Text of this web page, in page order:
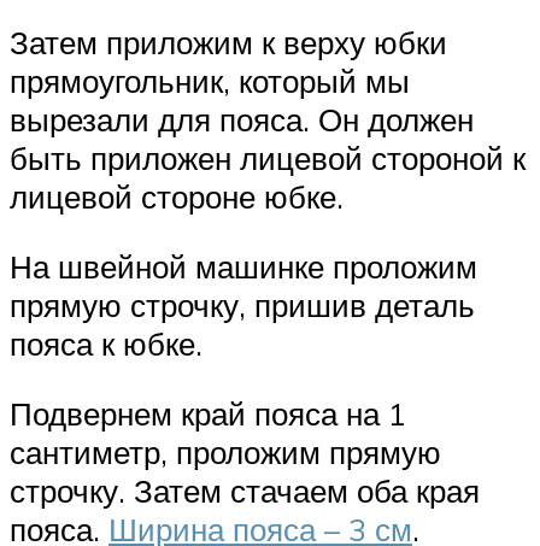
Затем приложим к верху юбки
прямоугольник, который мы
вырезали для пояса. Он должен
быть приложен лицевой стороной к
лицевой стороне юбке.
На швейной машинке проложим
прямую строчку, пришив деталь
пояса к юбке.
Подвернем край пояса на 1
сантиметр, проложим прямую
строчку. Затем стачаем оба края
пояса. Ширина пояса – 3 см.